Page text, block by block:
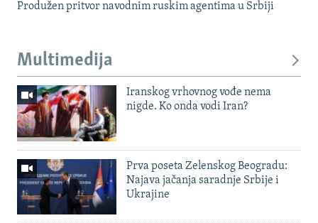
Produžen pritvor navodnim ruskim agentima u Srbiji
Multimedija
Iranskog vrhovnog vođe nema
nigde. Ko onda vodi Iran?
Prva poseta Zelenskog Beogradu:
Najava jačanja saradnje Srbije i
Ukrajine